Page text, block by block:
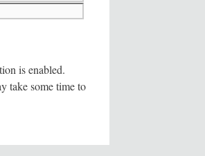
is enabled.
take some time to